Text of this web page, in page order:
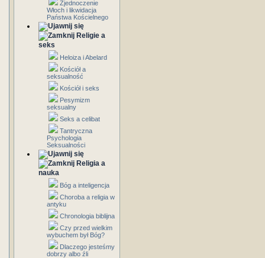
Zjednoczenie
Włoch i likwidacja
Państwa Kościelnego
Religie a
seks
Heloiza i Abelard
Kościół a
seksualność
Kościół i seks
Pesymizm
seksualny
Seks a celibat
Tantryczna
Psychologia
Seksualności
Religia a
nauka
Bóg a inteligencja
Choroba a religia w
antyku
Chronologia biblijna
Czy przed wielkim
wybuchem był Bóg?
Dlaczego jesteśmy
dobrzy albo źli